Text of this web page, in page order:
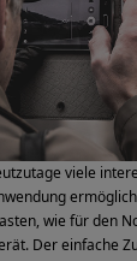
viele
wie für den
Der einfache